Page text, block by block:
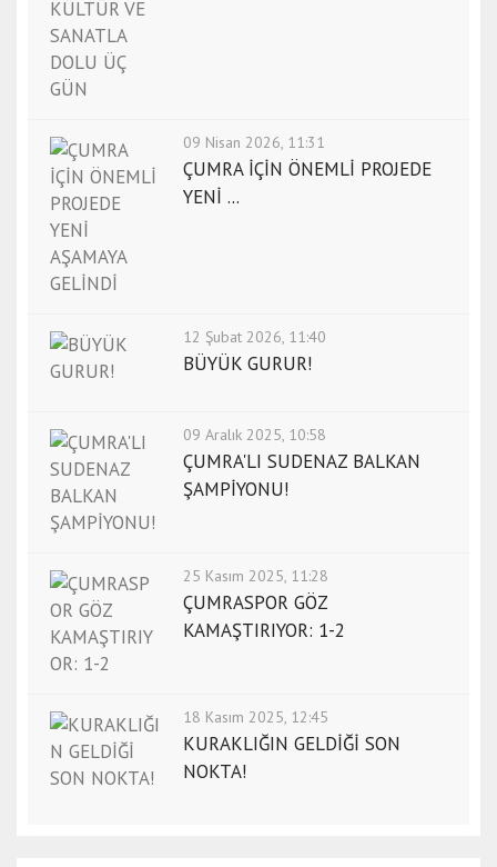
09 Nisan 2026, 11:31
ÇUMRA İÇİN ÖNEMLİ PROJEDE
YENİ ...
12 Şubat 2026, 11:40
BÜYÜK GURUR!
09 Aralık 2025, 10:58
ÇUMRA'LI SUDENAZ BALKAN
ŞAMPİYONU!
25 Kasım 2025, 11:28
ÇUMRASPOR GÖZ
KAMAŞTIRIYOR: 1-2
18 Kasım 2025, 12:45
KURAKLIĞIN GELDİĞİ SON
NOKTA!